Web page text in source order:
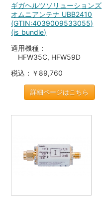
ギガヘルツソリューションズ
オムニアンテナ UBB2410
(GTIN:4039009533055)
(is_bundle)
適用機種：
HFW35C, HFW59D
税込：￥89,760
詳細ページはこちら